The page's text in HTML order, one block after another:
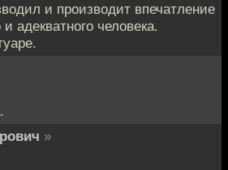
и производит впечатление
адекватного человека.
»